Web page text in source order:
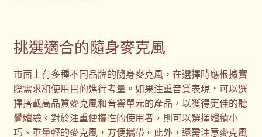
挑選適合的隨身麥克風
市面上有多種不同品牌的隨身麥克風，在選擇時應根據實
際需求和使用目的進行考量。如果注重音質表現，可以選
擇搭載高品質麥克風和音響單元的產品，以獲得更佳的聽
覺體驗。對於注重便攜性的使用者，則可以選擇體積小
巧、重量輕的麥克風，方便攜帶。此外，還需注意麥克風